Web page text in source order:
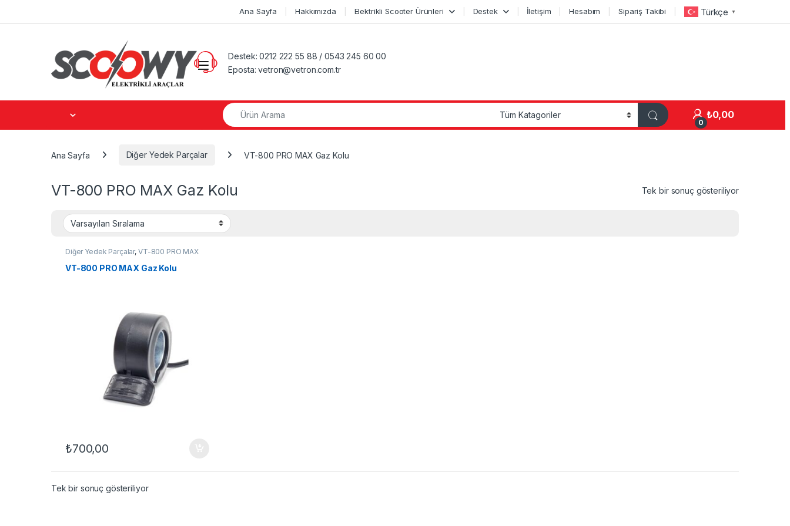
Ana Sayfa Hakkımızda Elektrikli Scooter Ürünleri Destek İletişim Hesabım Sipariş Takibi Türkçe ▼
Destek: 0212 222 55 88 / 0543 245 60 00
Eposta: vetron@vetron.com.tr
Search for:
0
₺0,00
Ana Sayfa Diğer Yedek Parçalar VT-800 PRO MAX Gaz Kolu
VT-800 PRO MAX Gaz Kolu Tek bir sonuç gösteriliyor
Diğer Yedek Parçalar, VT-800 PRO MAX
Gaz Kolu
VT-800 PRO MAX Gaz Kolu
₺700,00
Tek bir sonuç gösteriliyor